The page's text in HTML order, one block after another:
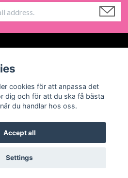
Powered by Quickbutik
cookies för att anpassa det
dig och för att du ska få bästa
du handlar hos oss.
Accept all
Settings